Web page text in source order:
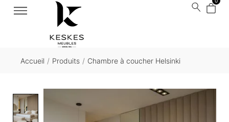
Accueil / Produits / Chambre à coucher Helsinki